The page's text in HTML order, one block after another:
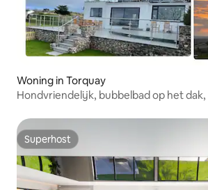
Woning in Torquay
Hondvriendelijk, bubbelbad op het
Superhost
Superhost